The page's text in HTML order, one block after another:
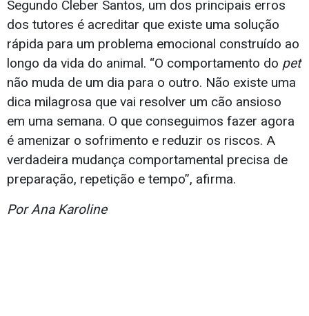
Segundo Cleber Santos, um dos principais erros
dos tutores é acreditar que existe uma solução
rápida para um problema emocional construído ao
longo da vida do animal. “O comportamento do pet
não muda de um dia para o outro. Não existe uma
dica milagrosa que vai resolver um cão ansioso
em uma semana. O que conseguimos fazer agora
é amenizar o sofrimento e reduzir os riscos. A
verdadeira mudança comportamental precisa de
preparação, repetição e tempo”, afirma.
Por Ana Karoline